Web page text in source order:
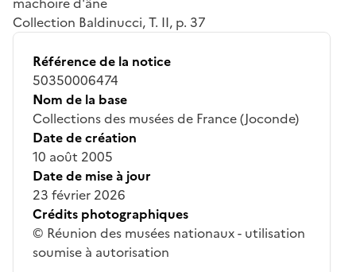
Collection Baldinucci, T. II, p. 37
Référence de la notice
50350006474
Nom de la base
Collections des musées de France (Joconde)
Date de création
10 août 2005
Date de mise à jour
23 février 2026
Crédits photographiques
© Réunion des musées nationaux - utilisation
soumise à autorisation